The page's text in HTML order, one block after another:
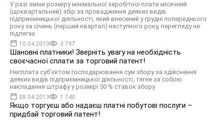
У разі зміни розміру мінімальної заробітної плати місячний
(щоквартальний) збір за провадження деяких видів
підприємницької діяльності, який внесений у грудні попереднього
року за січень (перший квартал) наступного року, перегляду не
підлягає
10.04.2013 3 797
Шановні платники! Зверніть увагу на необхідність
своєчасної сплати за торговий патент!
Несплата суб'єктом господарювання сум збору за здійснення
деяких видів підприємницької діяльності, тягне за собою
накладення штрафу у розмірі 50 % ставок збору
08.04.2013 1 740
Якщо торгуєш або надаєш платні побутові послуги –
придбай торговий патент!